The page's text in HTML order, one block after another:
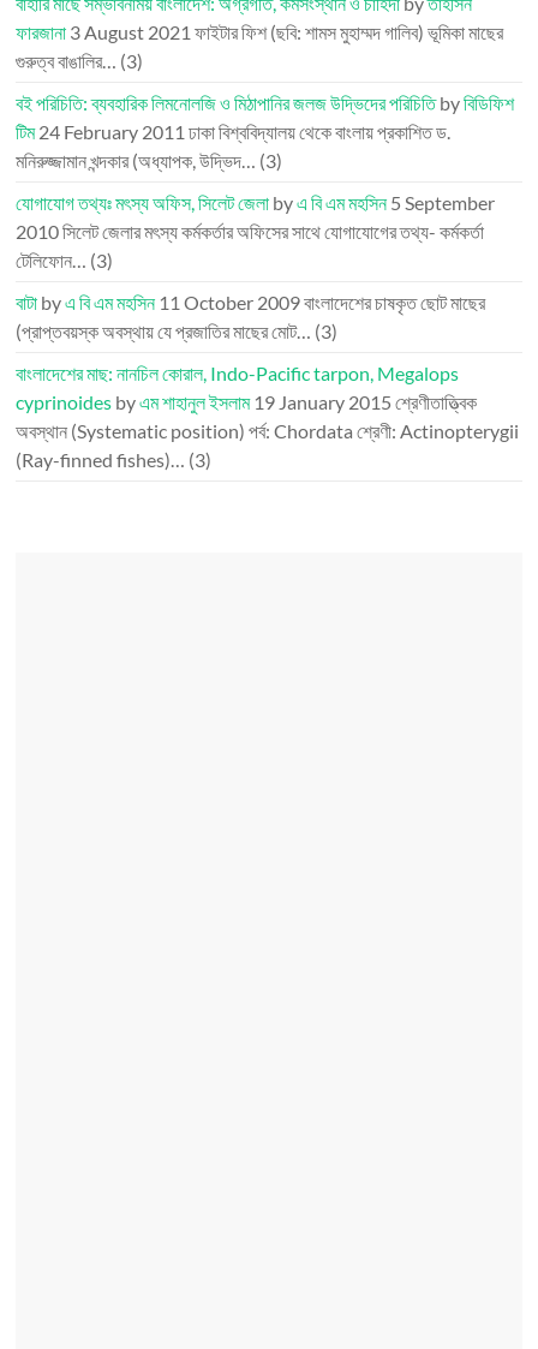
ফারজানা 3 August 2021 ফাইটার ফিশ (ছবি: শামস মুহাম্মদ গালিব) ভূমিকা মাছের
গুরুত্ব বাঙালির… (3)
বই পরিচিতি: ব্যবহারিক লিমনোলজি ও মিঠাপানির জলজ উদ্ভিদের পরিচিতিbyবিডিফিশ
টিম24 February 2011 ঢাকা বিশ্ববিদ্যালয় থেকে বাংলায় প্রকাশিত ড.
মনিরুজ্জামান খন্দকার (অধ্যাপক, উদ্ভিদ… (3)
যোগাযোগ তথ্যঃ মৎস্য অফিস, সিলেট জেলা byএ বি এম মহসিন5 September
2010সিলেট জেলার মৎস্য কর্মকর্তার অফিসের সাথে যোগাযোগের তথ্য- কর্মকর্তা
টেলিফোন… (3)
বাটা byএ বি এম মহসিন 11 October 2009বাংলাদেশের চাষকৃত ছোট মাছের
(প্রাপ্তবয়স্ক অবস্থায় যে প্রজাতির মাছের মোট… (3)
বাংলাদেশের মাছ: নানচিল কোরাল, Indo-Pacific tarpon, Megalops
cyprinoides byএম শাহানুল ইসলাম 19 January 2015 শ্রেণীতাত্ত্বিক
অবস্থান (Systematic position) পর্ব: Chordata শ্রেণী: Actinopterygii
(Ray-finned fishes)… (3)